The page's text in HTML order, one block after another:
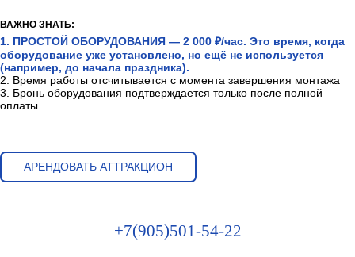
ВАЖНО ЗНАТЬ:
1. ПРОСТОЙ ОБОРУДОВАНИЯ — 2 000 ₽/час. Это время, когда
оборудование уже установлено, но ещё не используется
(например, до начала праздника).
2. Время работы отсчитывается с момента завершения монтажа
3. Бронь оборудования подтверждается только после полной
оплаты.
АРЕНДОВАТЬ АТТРАКЦИОН
+7(905)501-54-22